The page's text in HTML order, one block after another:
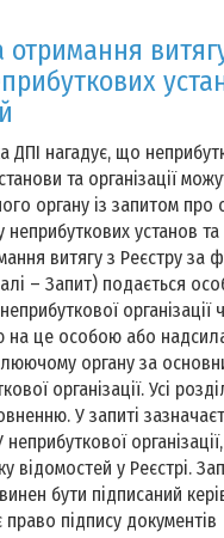
отримання
ДПІ нагадує, що
та організації
органу із запитом про
неприбуткових установ та
витягу з Реєстру за
– Запит) подається
організації
це особою або
органу за
організації. Усі
У запиті
відомостей у Реєстрі.
бути підписаний
підпису документів